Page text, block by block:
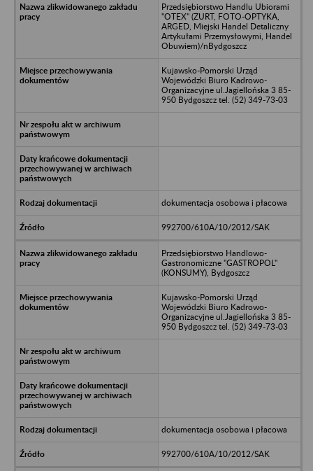
Przedsiębiorstwo Handlu Ubiorami
"OTEX" (ZURT, FOTO-OPTYKA,
ARGED, Miejski Handel Detaliczny
Artykułami Przemysłowymi, Handel
Obuwiem)/nBydgoszcz
Kujawsko-Pomorski Urząd
Wojewódzki Biuro Kadrowo-
Organizacyjne ul.Jagiellońska 3 85-
950 Bydgoszcz tel. (52) 349-73-03
dokumentacja osobowa i płacowa
992700/610A/10/2012/SAK
Przedsiębiorstwo Handlowo-
Gastronomiczne "GASTROPOL"
(KONSUMY), Bydgoszcz
Kujawsko-Pomorski Urząd
Wojewódzki Biuro Kadrowo-
Organizacyjne ul.Jagiellońska 3 85-
950 Bydgoszcz tel. (52) 349-73-03
dokumentacja osobowa i płacowa
992700/610A/10/2012/SAK